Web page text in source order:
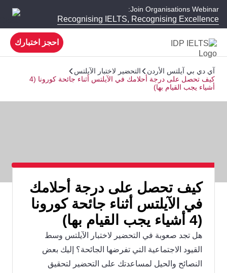
Join Organisations Webinar:
Recognising IELTS, Recognising Excellence
احجز اختبارك
آي دي بي آيلتس الأردن
التحضير لاختبار الآيلتس
كيف تحصل على درجة أحلامك في الآيلتس أثناء جائحة كورونا (4
أشياء يجب القيام بها)
كيف تحصل على درجة أحلامك
في الآيلتس أثناء جائحة كورونا
(4 أشياء يجب القيام بها)
هل تجد صعوبة في التحضير لاختبار الآيلتس وسط
القيود الاجتماعية التي تفرضها الجائحة؟ إليك بعض
النصائح والحيل لمساعدتك على التحضير لتحقيق